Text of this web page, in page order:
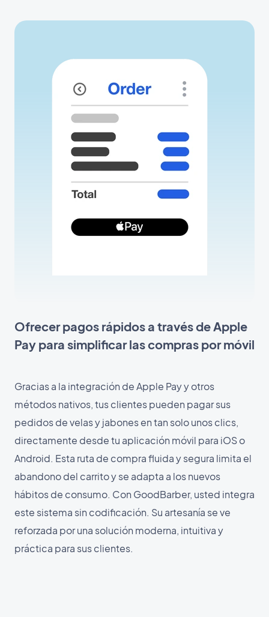
Ofrecer pagos rápidos a través de Apple
Pay para simplificar las compras por móvil
Gracias a la integración de Apple Pay y otros
métodos nativos, tus clientes pueden pagar sus
pedidos de velas y jabones en tan solo unos clics,
directamente desde tu aplicación móvil para iOS o
Android. Esta ruta de compra fluida y segura limita el
abandono del carrito y se adapta a los nuevos
hábitos de consumo. Con GoodBarber, usted integra
este sistema sin codificación. Su artesanía se ve
reforzada por una solución moderna, intuitiva y
práctica para sus clientes.